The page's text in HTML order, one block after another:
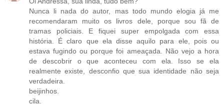
Nunca li nada do autor, mas todo mundo elogia já me
recomendaram muito os livros dele, porque sou fã de
tramas policiais. E fiquei super empolgada com essa
história. É claro que ela disse aquilo para ele, pois ou
estava fugindo ou porque foi ameaçada. Não vejo a hora
de descobrir o que aconteceu com ela. Isso se ela
realmente existe, desconfio que sua identidade não seja
verdadeira.
beijinhos.
cila.